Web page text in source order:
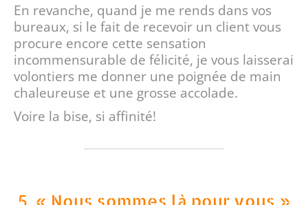
En revanche, quand je me rends dans vos
bureaux, si le fait de recevoir un client vous
procure encore cette sensation
incommensurable de félicité, je vous laisserai
volontiers me donner une poignée de main
chaleureuse et une grosse accolade.
Voire la bise, si affinité!
5. « Nous sommes là pour vous »